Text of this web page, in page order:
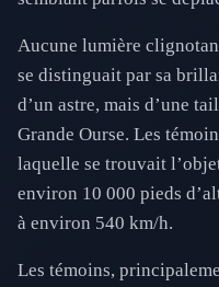
Aucune lumière
se distinguait par sa
d’un astre, mais d’une
Grande Ourse. Les
laquelle se trouvait
environ 10 000 pieds
à environ 540 km/h.
Les témoins,